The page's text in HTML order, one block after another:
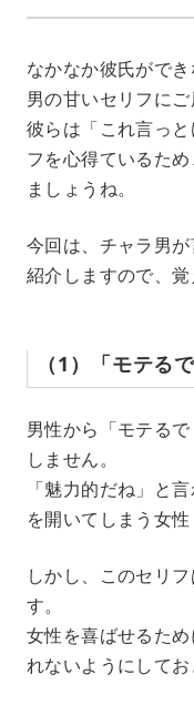
なかなか彼氏がで
男の甘いセリフにご
彼らは「これ言っ
フを心得ているた
ましょうね。
今回は、チャラ男
紹介しますので、覚
（1）「モテる
男性から「モテる
しません。
「魅力的だね」と
を開いてしまう女性
しかし、このセリ
す。
女性を喜ばせるた
れないようにしてお